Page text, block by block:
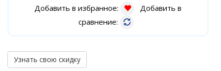
Добавить в избранное:
Добавить в
сравнение:
Узнать свою скидку